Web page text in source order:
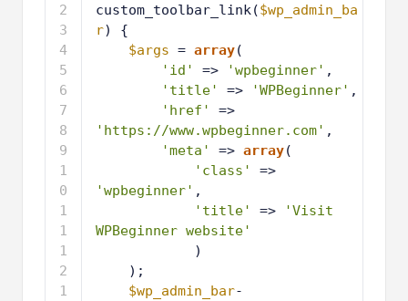
2
3
4
5
6
7
8
9
1
0
1
custom_toolbar_link($wp_admin_ba
r) {
$args = array(
'id'
=> 'wpbeginner' ,
'title'
=> 'WPBeginner' ,
'href'
'https://www.wpbeginner.com' ,
'meta'
=> array(
'class'
'wpbeginner' ,
'title'
=>
'Visit
WPBeginner website'
)
);
$wp_admin_bar-